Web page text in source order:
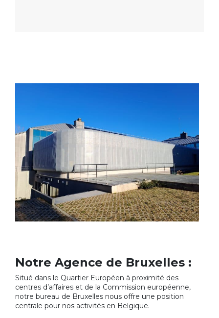
Notre Agence de Bruxelles :
Situé dans le Quartier Européen à proximité des
centres d’affaires et de la Commission européenne,
notre bureau de Bruxelles nous offre une position
centrale pour nos activités en Belgique.